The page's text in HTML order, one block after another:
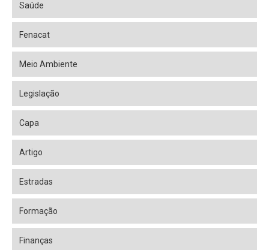
Saúde
Fenacat
Meio Ambiente
Legislação
Capa
Artigo
Estradas
Formação
Finanças